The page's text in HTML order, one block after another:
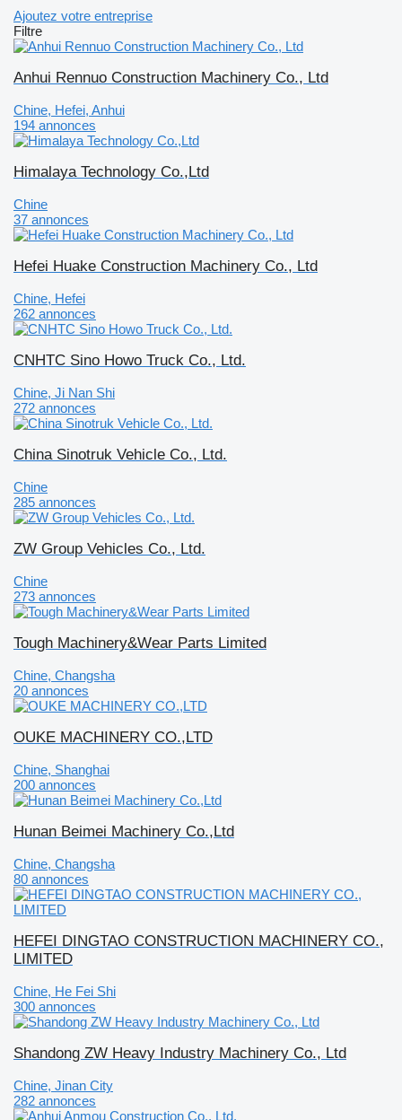
Ajoutez votre entreprise
Filtre
Anhui Rennuo Construction Machinery Co., Ltd
Chine, Hefei, Anhui
194 annonces
Himalaya Technology Co.,Ltd
Chine
37 annonces
Hefei Huake Construction Machinery Co., Ltd
Chine, Hefei
262 annonces
CNHTC Sino Howo Truck Co., Ltd.
Chine, Ji Nan Shi
272 annonces
China Sinotruk Vehicle Co., Ltd.
Chine
285 annonces
ZW Group Vehicles Co., Ltd.
Chine
273 annonces
Tough Machinery&Wear Parts Limited
Chine, Changsha
20 annonces
OUKE MACHINERY CO.,LTD
Chine, Shanghai
200 annonces
Hunan Beimei Machinery Co.,Ltd
Chine, Changsha
80 annonces
HEFEI DINGTAO CONSTRUCTION MACHINERY CO.,
LIMITED
Chine, He Fei Shi
300 annonces
Shandong ZW Heavy Industry Machinery Co., Ltd
Chine, Jinan City
282 annonces